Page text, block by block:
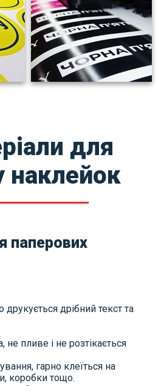
для
наклейок
паперових
дрібний текст та
не пливе і не розтікається
гарно клеїться на
коробки тощо.